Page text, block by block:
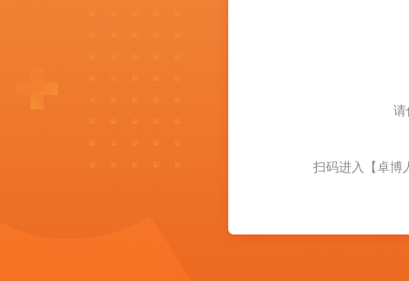
请
扫码进入【卓博